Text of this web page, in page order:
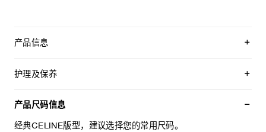
产品信息
辅料：100%粘胶纤维
超长款
腰部设有2个袢带
护理及保养
仅使用不含漂白剂的洗衣产品。
最高熨烫温度：110°C / 230°F
产品尺码信息
经典CELINE版型，建议选择您的常用尺码。